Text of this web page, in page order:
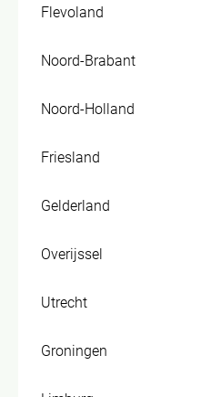
Flevoland
Noord-Brabant
Noord-Holland
Friesland
Gelderland
Overijssel
Utrecht
Groningen